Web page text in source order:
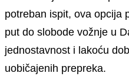
potreban ispit, ova opcija
put do slobode vožnje u
jednostavnost i lakoću
uobičajenih prepreka.